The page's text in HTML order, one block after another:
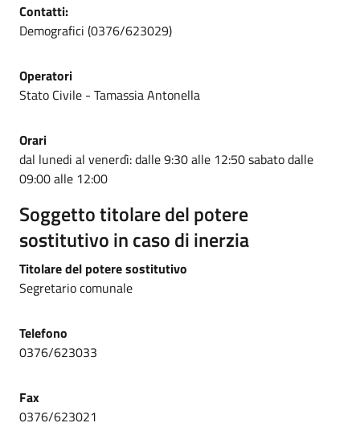
Contatti:
Demografici (0376/623029)
Operatori
Stato Civile - Tamassia Antonella
Orari
dal lunedi al venerdì: dalle 9:30 alle 12:50 sabato dalle
09:00 alle 12:00
Soggetto titolare del potere
sostitutivo in caso di inerzia
Titolare del potere sostitutivo
Segretario comunale
Telefono
0376/623033
Fax
0376/623021